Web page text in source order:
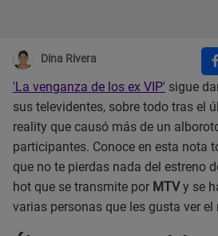
Dina Rivera
'La venganza de los ex VIP' sigue
sus televidentes, sobre todo tras el
reality que causó más de un
participantes. Conoce en esta nota
que no te pierdas nada del estreno
hot que se transmite por MTVy se
varias personas que les gusta ver el